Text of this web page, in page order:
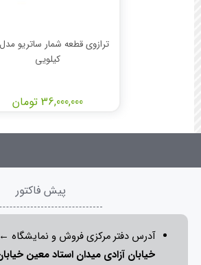
کیلویی
36,000,000 تومان
پیش فاکتور
آدرس دفتر مرکزی فروش و نمایشگاه ←